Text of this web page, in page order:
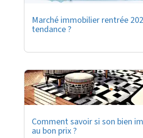
Marché immobilier rentrée
tendance ?
Comment savoir si son bien
au bon prix ?